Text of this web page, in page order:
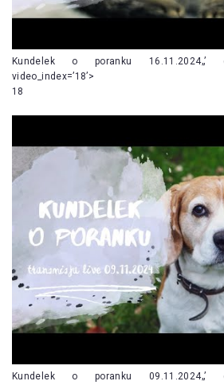
Kundelek o poranku 16.11.2024„’
video_index=’18’>
18
Kundelek o poranku 09.11.2024„’